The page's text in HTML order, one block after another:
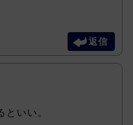
返信
いい。